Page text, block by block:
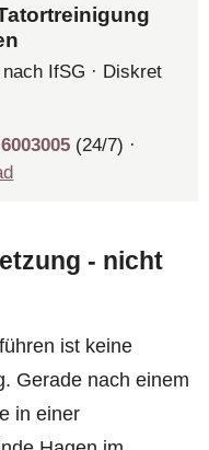
IfSG · Diskret
(24/7) ·
- nicht
ist keine
Gerade nach einem
in einer